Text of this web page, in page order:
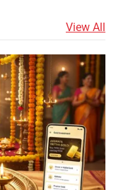
View All